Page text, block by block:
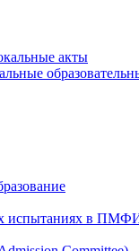
акты
испытаниях в